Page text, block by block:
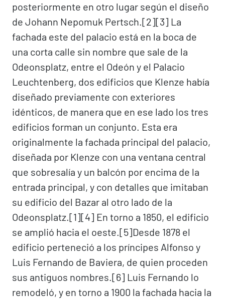
posteriormente en otro lugar según el diseño
de Johann Nepomuk Pertsch.[2]​[3]​ La
fachada este del palacio está en la boca de
una corta calle sin nombre que sale de la
Odeonsplatz, entre el Odeón y el Palacio
Leuchtenberg, dos edificios que Klenze había
diseñado previamente con exteriores
idénticos, de manera que en ese lado los tres
edificios forman un conjunto. Esta era
originalmente la fachada principal del palacio,
diseñada por Klenze con una ventana central
que sobresalía y un balcón por encima de la
entrada principal, y con detalles que imitaban
su edificio del Bazar al otro lado de la
Odeonsplatz.[1]​[4]​ En torno a 1850, el edificio
se amplió hacia el oeste.[5]​ Desde 1878 el
edificio perteneció a los príncipes Alfonso y
Luis Fernando de Baviera, de quien proceden
sus antiguos nombres.[6]​ Luis Fernando lo
remodeló, y en torno a 1900 la fachada hacia la